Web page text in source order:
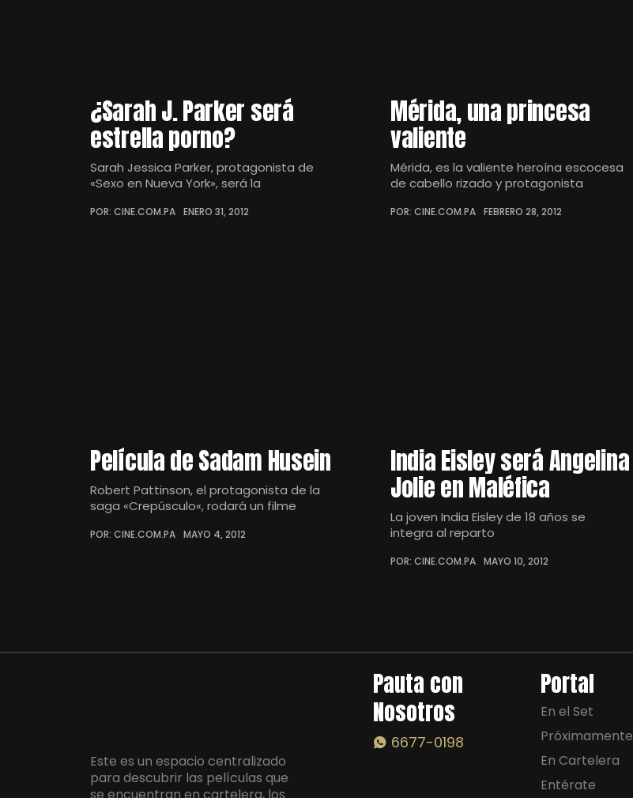
¿Sarah J. Parker será
estrella porno?
Sarah Jessica Parker, protagonista de
«Sexo en Nueva York», será la
POR: CINE.COM.PA ENERO 31, 2012
Mérida, una princesa
valiente
Mérida, es la valiente heroína escocesa
de cabello rizado y protagonista
POR: CINE.COM.PA FEBRERO 28, 2012
Película de Sadam Husein
Robert Pattinson, el protagonista de la
saga «Crepúsculo«, rodará un filme
POR: CINE.COM.PA MAYO 4, 2012
India Eisley será Angelina
Jolie en Maléfica
La joven India Eisley de 18 años se
integra al reparto
POR: CINE.COM.PA MAYO 10, 2012
Este es un espacio centralizado
para descubrir las películas que
Pauta con
Nosotros
6677-0198
Portal
En el Set
Próximamente
En Cartelera
Entérate